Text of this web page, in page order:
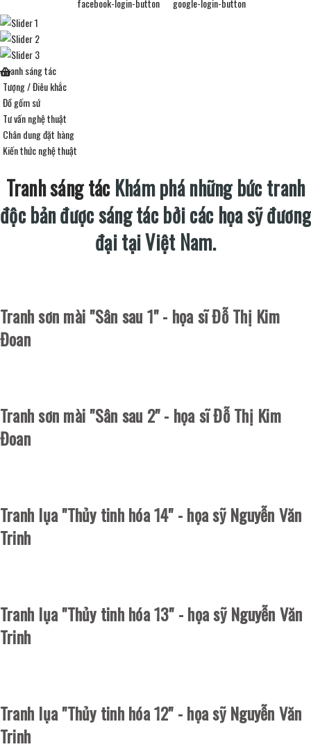
Tranh sáng tác
Tượng / Điêu khắc
Đồ gốm sứ
Tư vấn nghệ thuật
Chân dung đặt hàng
Kiến thức nghệ thuật
Tranh sáng tácKhám phá những bức tranh
độc bản được sáng tác bởi các họa sỹ đương
đại tại Việt Nam.
Tranh sơn mài "Sân sau 1" - họa sĩ Đỗ Thị Kim
Đoan
Tranh sơn mài "Sân sau 2" - họa sĩ Đỗ Thị Kim
Đoan
Tranh lụa "Thủy tinh hóa 14" - họa sỹ Nguyễn Văn
Trinh
Tranh lụa "Thủy tinh hóa 13" - họa sỹ Nguyễn Văn
Trinh
Tranh lụa "Thủy tinh hóa 12" - họa sỹ Nguyễn Văn
Trinh